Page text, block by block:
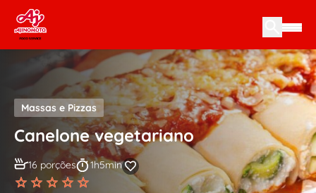
Skip to content
Massas e Pizzas
Canelone vegetariano
16 porções 1h5min